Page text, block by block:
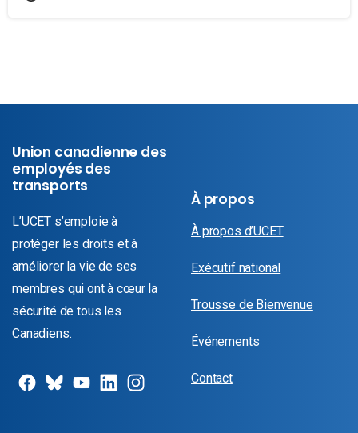
Union canadienne des
employés des
transports
L’UCET s’emploie à
protéger les droits et à
améliorer la vie de ses
membres qui ont à cœur la
sécurité de tous les
Canadiens.
À propos
À propos d’UCET
Exécutif national
Trousse de Bienvenue
Événements
Contact